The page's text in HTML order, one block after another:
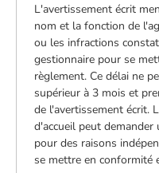
L'avertissement écrit
nom et la fonction de
ou les infractions
gestionnaire pour se
règlement. Ce délai ne
supérieur à 3 mois et
de l'avertissement écrit.
d'accueil peut
pour des raisons
se mettre en conformité